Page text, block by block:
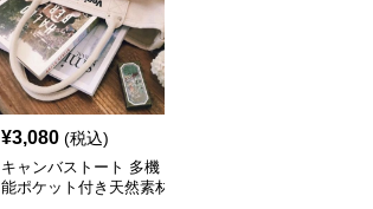
¥3,080 (税込)
キャンバストート 多機
能ポケット付き天然素材